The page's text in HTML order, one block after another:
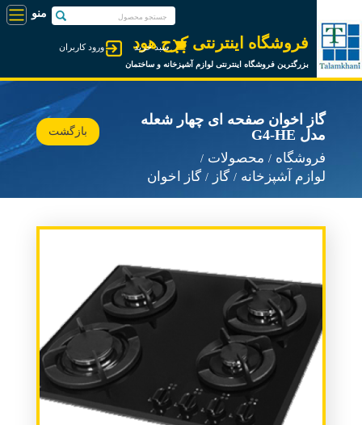
فروشگاه اینترنتی کرج هود
بزرگترین فروشگاه اینترنتی لوازم آشپزخانه و ساختمان
ورود کاربران سبد خرید
گاز اخوان صفحه ای چهار شعله
مدل G4-HE
فروشگاه
محصولات
لوازم آشپزخانه
گاز گاز اخوان
بازگشت